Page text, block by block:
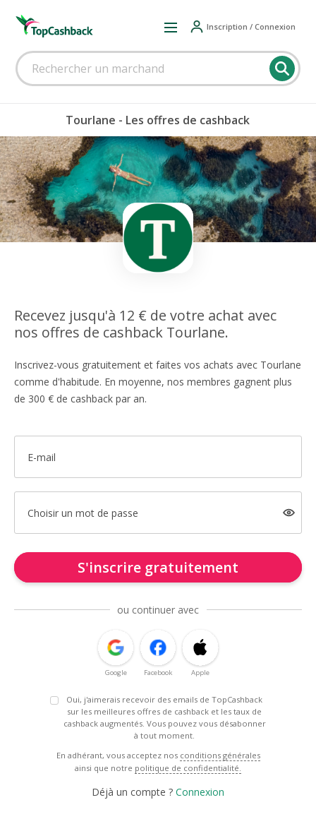
Inscription / Connexion
Tourlane - Les offres de cashback
Recevez jusqu'à 12 € de votre achat avec
nos offres de cashback Tourlane.
Inscrivez-vous gratuitement et faites vos achats avec Tourlane
comme d'habitude. En moyenne, nos membres gagnent plus
de 300 € de cashback par an.
E-mail
Choisir un mot de passe
S'inscrire gratuitement
ou continuer avec
Google Facebook Apple
Oui, j'aimerais recevoir des emails de TopCashback
sur les meilleures offres de cashback et les taux de
cashback augmentés. Vous pouvez vous désabonner
à tout moment.
En adhérant, vous acceptez nos conditions générales
ainsi que notre politique de confidentialité.
Déjà un compte ? Connexion